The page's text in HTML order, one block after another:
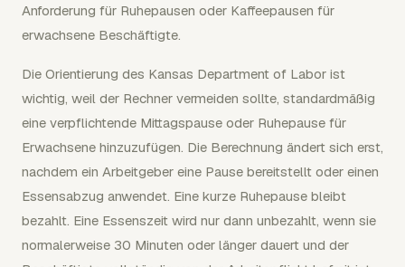
Anforderung für Ruhepausen oder Kaffeepausen für
erwachsene Beschäftigte.
Die Orientierung des Kansas Department of Labor ist
wichtig, weil der Rechner vermeiden sollte, standardmäßig
eine verpflichtende Mittagspause oder Ruhepause für
Erwachsene hinzuzufügen. Die Berechnung ändert sich erst,
nachdem ein Arbeitgeber eine Pause bereitstellt oder einen
Essensabzug anwendet. Eine kurze Ruhepause bleibt
bezahlt. Eine Essenszeit wird nur dann unbezahlt, wenn sie
normalerweise 30 Minuten oder länger dauert und der